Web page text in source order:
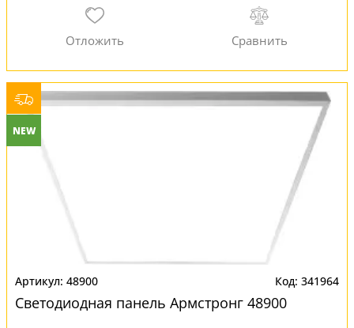
NEW
48900 341964
Светодиодная панель Армстронг 48900